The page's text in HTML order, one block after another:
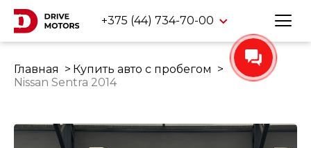
+375 (44) 734-70-00
Главная
Купить авто с пробегом
Nissan Sentra 2014